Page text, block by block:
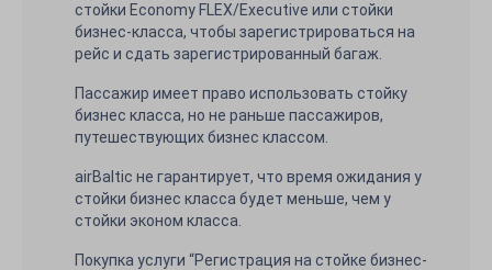
стойки Economy FLEX/Executive или стойки
бизнес-класса, чтобы зарегистрироваться на
рейс и сдать зарегистрированный багаж.
Пассажир имеет право использовать стойку
бизнес класса, но не раньше пассажиров,
путешествующих бизнес классом.
airBaltic не гарантирует, что время ожидания у
стойки бизнес класса будет меньше, чем у
стойки эконом класса.
Покупка услуги “Регистрация на стойке бизнес-